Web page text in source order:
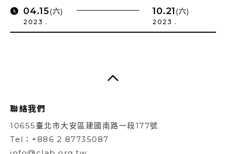
04.15(六)
2023 .
10.21(六)
2023 .
聯絡我們
10655臺北市大安區建國南路一段177號
Tel：+886 2 87735087